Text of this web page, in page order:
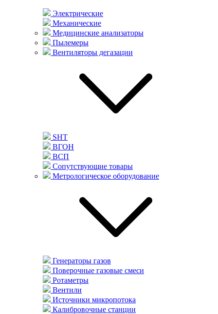
Электрические
Механические
Медицинские анализаторы
Пылемеры
Вентиляторы дегазации
SHT
ВГОН
ВСП
Сопутствующие товары
Метрологическое оборудование
Генераторы газов
Поверочные газовые смеси
Ротаметры
Вентили
Источники микропотока
Калибровочные станции